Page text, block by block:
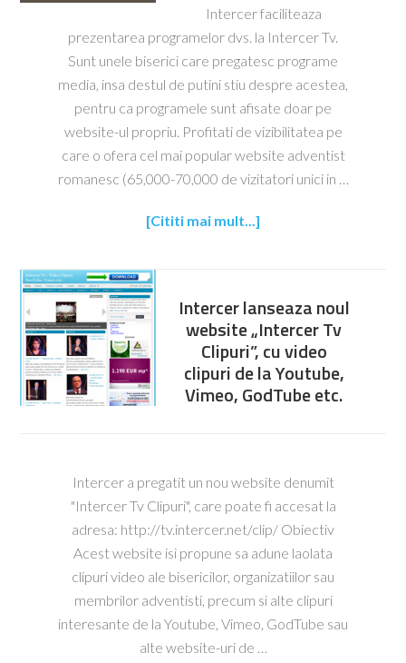
Intercer faciliteaza
prezentarea programelor dvs. la Intercer Tv.
Sunt unele biserici care pregatesc programe
media, insa destul de putini stiu despre acestea,
pentru ca programele sunt afisate doar pe
website-ul propriu. Profitati de vizibilitatea pe
care o ofera cel mai popular website adventist
romanesc (65,000-70,000 de vizitatori unici in …
[Cititi mai mult...]
Intercer lanseaza noul
website „Intercer Tv
Clipuri”, cu video
clipuri de la Youtube,
Vimeo, GodTube etc.
Intercer a pregatit un nou website denumit
"Intercer Tv Clipuri", care poate fi accesat la
adresa: http://tv.intercer.net/clip/ Obiectiv
Acest website isi propune sa adune laolata
clipuri video ale bisericilor, organizatiilor sau
membrilor adventisti, precum si alte clipuri
interesante de la Youtube, Vimeo, GodTube sau
alte website-uri de …